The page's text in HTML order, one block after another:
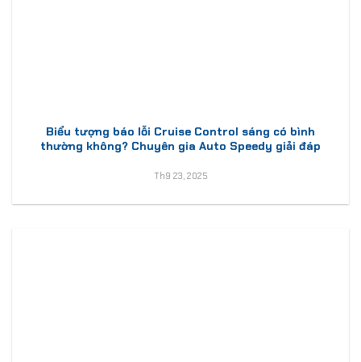
Biểu tượng báo lỗi Cruise Control sáng có bình
thường không? Chuyên gia Auto Speedy giải đáp
Th9 23, 2025